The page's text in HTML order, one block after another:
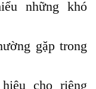
những khó
gặp trong
cho riêng